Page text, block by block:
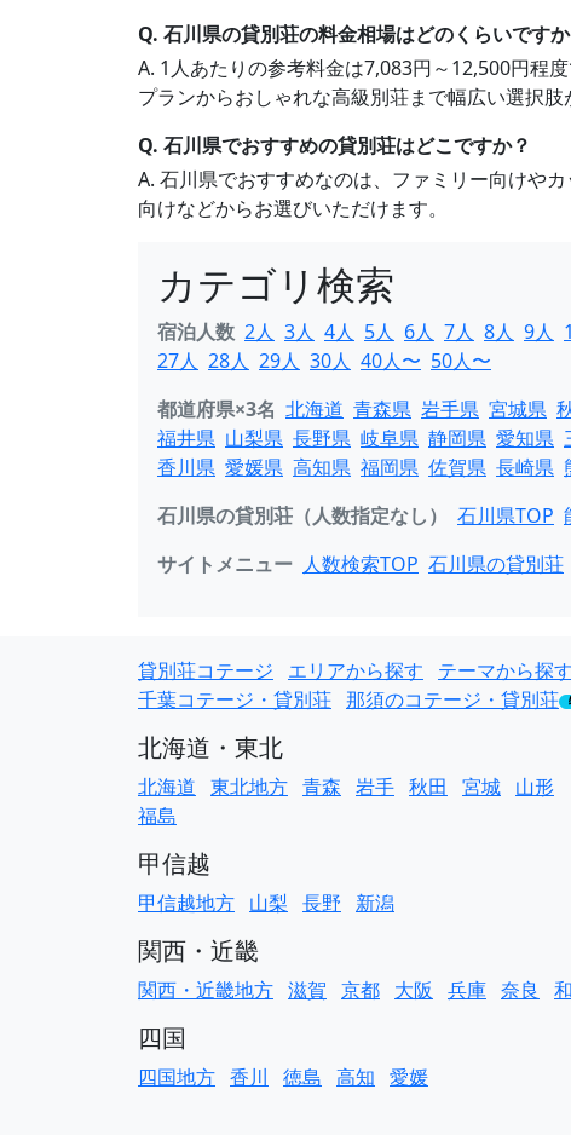
Q. 石川県の貸別荘の料金相場はどのくらいですか
A. 1人あたりの参考料金は7,083円～12,500円程
プランからおしゃれな高級別荘まで幅広い選択
Q. 石川県でおすすめの貸別荘はどこですか？
A. 石川県でおすすめなのは、ファミリー向けや
向けなどからお選びいただけます。
カテゴリ検索
宿泊人数 2人 3人 4人 5人 6人 7人 8人 9人
27人 28人 29人 30人 40人〜 50人〜
都道府県×3名 北海道 青森県 岩手県 宮城県
福井県 山梨県 長野県 岐阜県 静岡県 愛知県
香川県 愛媛県 高知県 福岡県 佐賀県 長崎県
石川県の貸別荘（人数指定なし）
石川県TOP
サイトメニュー 人数検索TOP 石川県の貸別荘
貸別荘コテージ エリアから探す テーマから探す
千葉コテージ・貸別荘 那須のコテージ・貸別荘
北海道・東北
北海道 東北地方 青森 岩手 秋田 宮城 山形
福島
甲信越
甲信越地方 山梨 長野 新潟
関西・近畿
関西・近畿地方 滋賀 京都 大阪 兵庫 奈良
四国
四国地方 香川 徳島 高知 愛媛